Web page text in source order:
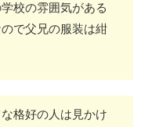
校の雰囲気がある
で父兄の服装は紺
格好の人は見かけ